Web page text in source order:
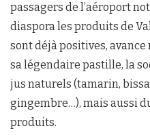
passagers de l’aéroport
diaspora les produits de
sont déjà positives,
sa légendaire pastille, la
jus naturels (tamarin,
gingembre…), mais aussi
produits.